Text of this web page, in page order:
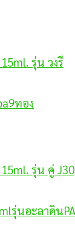
รุ่น วงรี
รุ่น คู่ J30